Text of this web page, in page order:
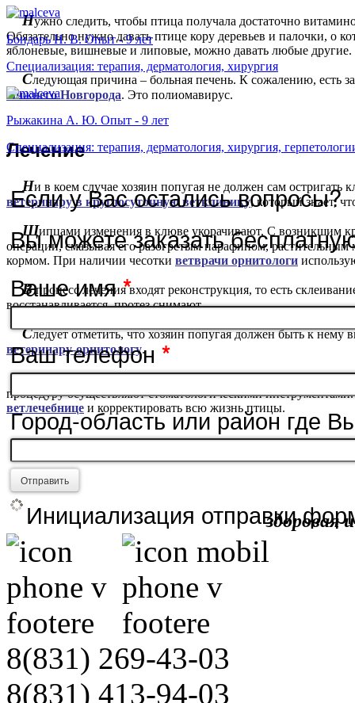
Нужно следить, чтобы птица получала достаточно
Обязательно нужно давать птице кору деревьев и палочки, о
яблоневые, вишневые и липовые, можно давать любые другие.
Следующая причина – больная печень. К сожалению, есть
Нижнего Новгорода. Это полиомавирус.
Лечение
Ни в коем случае хозяин попугая не должен сам
ветеринару в круглосуточную ветклинику, который знает,
Щипцами изменения в клюве укорачивают. С возникшим
операции, смазывая его разогретым парафином,
кормом. При наличии чесотки ветврачи орнитологи
Впроцесс лечения входят реконструкция, то есть
восстанавливается, протез снимают.
Следует отметить, что хозяин попугая должен быть к
ветеринару-орнитологу.
Корректируют растущий клюв маникюрными
процедуру осуществляют стоматологическими
ветлечебнице и корректировать всю жизнь птицы.
здоровая
Бондарь Н. В. Опыт - 9 лет
Специализация: терапия, дерматология, хирургия
Рыжакина А. Ю. Опыт - 9 лет
Специализация: терапия, дерматология, хирургия,
Если у Вас остались вопросы?
Вы можете заказать
Ваше имя*
Ваш телефон *
Город-область или район где
Отправить
Инициализация отправки
8(831) 269-43-03
8(831) 413-94-03